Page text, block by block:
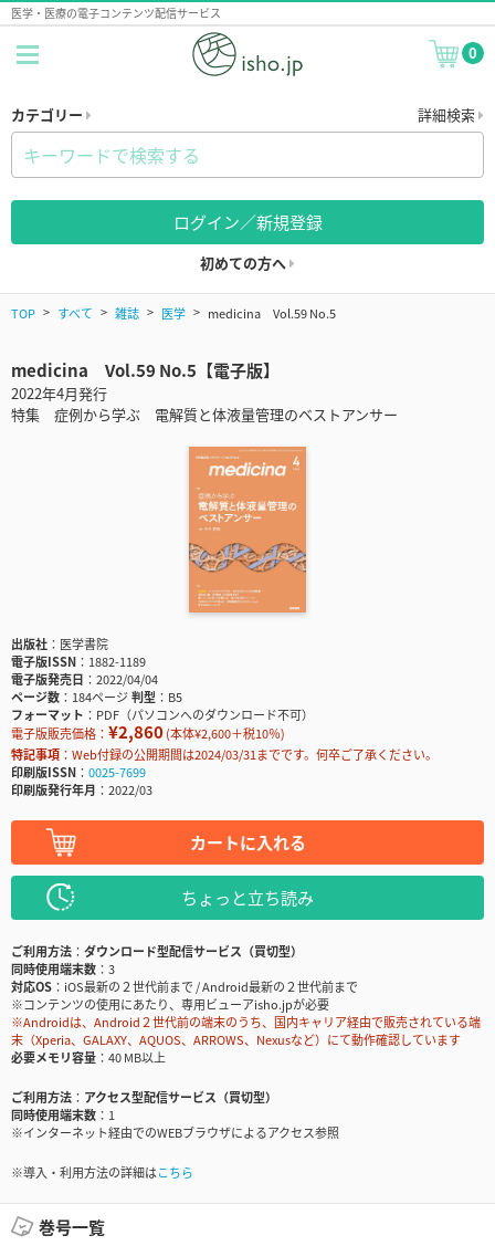
医学・医療の電子コンテンツ配信サービス
0
カテゴリー 詳細検索
ログイン／新規登録
初めての方へ
TOP すべて 雑誌 医学 medicina Vol.59 No.5
medicina Vol.59 No.5【電子版】
2022年4月発行
特集 症例から学ぶ 電解質と体液量管理のベストアンサー
出版社
医学書院
電子版ISSN
1882-1189
電子版発売日
2022/04/04
ページ数
184ページ判型
B5
フォーマット
PDF（パソコンへのダウンロード不可）
電子版販売価格： ¥2,860(本体¥2,600＋税10％)
特記事項
Web付録の公開期間は2024/03/31までです。何卒ご了承ください。
印刷版ISSN
0025-7699
印刷版発行年月
2022/03
カートに入れる
ちょっと立ち読み
ご利用方法
ダウンロード型配信サービス（買切型）
同時使用端末数
3
対応OS
iOS最新の２世代前まで / Android最新の２世代前まで
※コンテンツの使用にあたり、専用ビューアisho.jpが必要
※Androidは、Android２世代前の端末のうち、国内キャリア経由で販売されている端
末（Xperia、GALAXY、AQUOS、ARROWS、Nexusなど）にて動作確認しています
必要メモリ容量
40 MB以上
ご利用方法
アクセス型配信サービス（買切型）
同時使用端末数
1
※インターネット経由でのWEBブラウザによるアクセス参照
※導入・利用方法の詳細はこちら
巻号一覧